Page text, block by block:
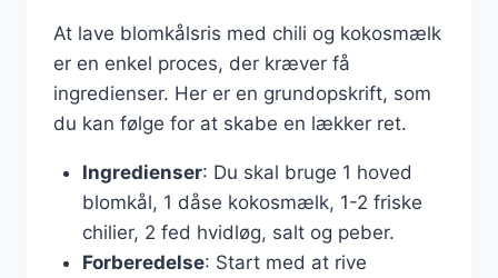
At lave blomkålsris med chili og kokosmælk
er en enkel proces, der kræver få
ingredienser. Her er en grundopskrift, som
du kan følge for at skabe en lækker ret.
Ingredienser: Du skal bruge 1 hoved
blomkål, 1 dåse kokosmælk, 1-2 friske
chilier, 2 fed hvidløg, salt og peber.
Forberedelse: Start med at rive